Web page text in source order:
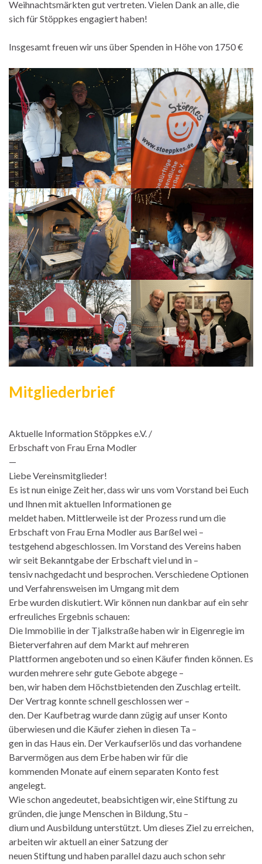
Weihnachtsmärkten gut vertreten. Vielen Dank an alle, die
sich für Stöppkes engagiert haben!
Insgesamt freuen wir uns über Spenden in Höhe von 1750 €
Mitgliederbrief
Aktuelle Information Stöppkes e.V. /
Erbschaft von Frau Erna Modler
—
Liebe Vereinsmitglieder!
Es ist nun einige Zeit her, dass wir uns vom Vorstand bei Euch
und Ihnen mit aktuellen Informationen ge
meldet haben. Mittlerweile ist der Prozess rund um die
Erbschaft von Frau Erna Modler aus Barßel wei –
testgehend abgeschlossen. Im Vorstand des Vereins haben
wir seit Bekanntgabe der Erbschaft viel und in –
tensiv nachgedacht und besprochen. Verschiedene Optionen
und Verfahrensweisen im Umgang mit dem
Erbe wurden diskutiert. Wir können nun dankbar auf ein sehr
erfreuliches Ergebnis schauen:
Die Immobilie in der Tjalkstraße haben wir in Eigenregie im
Bieterverfahren auf dem Markt auf mehreren
Plattformen angeboten und so einen Käufer finden können. Es
wurden mehrere sehr gute Gebote abgege –
ben, wir haben dem Höchstbietenden den Zuschlag erteilt.
Der Vertrag konnte schnell geschlossen wer –
den. Der Kaufbetrag wurde dann zügig auf unser Konto
überwiesen und die Käufer ziehen in diesen Ta –
gen in das Haus ein. Der Verkaufserlös und das vorhandene
Barvermögen aus dem Erbe haben wir für die
kommenden Monate auf einem separaten Konto fest
angelegt.
Wie schon angedeutet, beabsichtigen wir, eine Stiftung zu
gründen, die junge Menschen in Bildung, Stu –
dium und Ausbildung unterstützt. Um dieses Ziel zu erreichen,
arbeiten wir aktuell an einer Satzung der
neuen Stiftung und haben parallel dazu auch schon sehr